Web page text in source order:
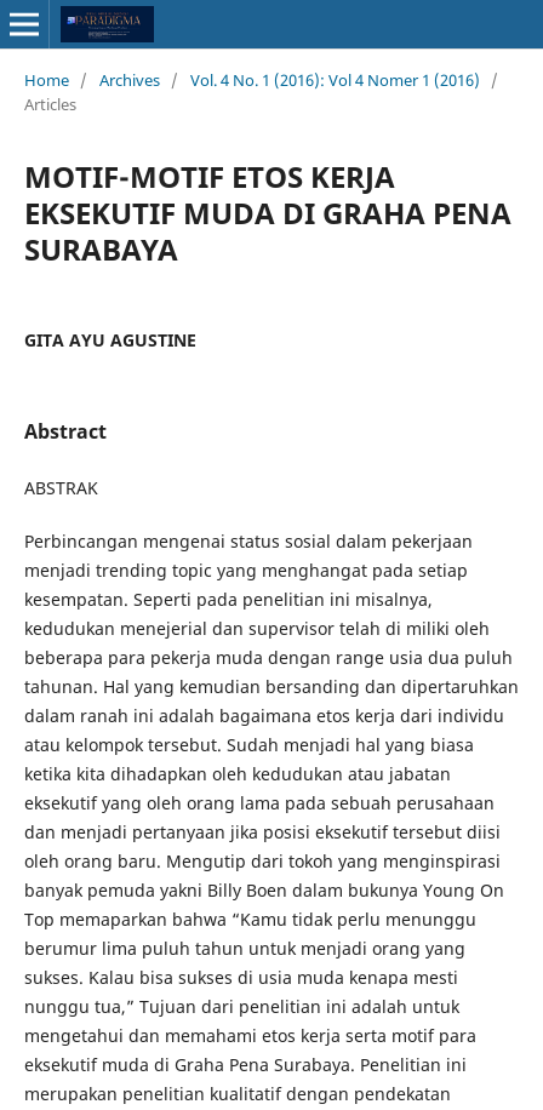
Home / Archives / Vol. 4 No. 1 (2016): Vol 4 Nomer 1 (2016)
/
Articles
MOTIF-MOTIF ETOS KERJA
EKSEKUTIF MUDA DI GRAHA PENA
SURABAYA
GITA AYU AGUSTINE
Abstract
ABSTRAK
Perbincangan mengenai status sosial dalam pekerjaan
menjadi trending topic yang menghangat pada setiap
kesempatan. Seperti pada penelitian ini misalnya,
kedudukan menejerial dan supervisor telah di miliki oleh
beberapa para pekerja muda dengan range usia dua puluh
tahunan. Hal yang kemudian bersanding dan dipertaruhkan
dalam ranah ini adalah bagaimana etos kerja dari individu
atau kelompok tersebut. Sudah menjadi hal yang biasa
ketika kita dihadapkan oleh kedudukan atau jabatan
eksekutif yang oleh orang lama pada sebuah perusahaan
dan menjadi pertanyaan jika posisi eksekutif tersebut diisi
oleh orang baru. Mengutip dari tokoh yang menginspirasi
banyak pemuda yakni Billy Boen dalam bukunya Young On
Top memaparkan bahwa “Kamu tidak perlu menunggu
berumur lima puluh tahun untuk menjadi orang yang
sukses. Kalau bisa sukses di usia muda kenapa mesti
nunggu tua,” Tujuan dari penelitian ini adalah untuk
mengetahui dan memahami etos kerja serta motif para
eksekutif muda di Graha Pena Surabaya. Penelitian ini
merupakan penelitian kualitatif dengan pendekatan